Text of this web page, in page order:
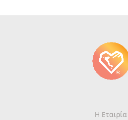
Η Εταιρία